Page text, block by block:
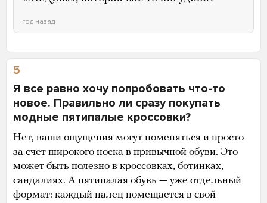
год назад
5
Я все равно хочу попробовать что-то
новое. Правильно ли сразу покупать
модные пятипалые кроссовки?
Нет, ваши ощущения могут поменяться и просто
за счет широкого носка в привычной обуви. Это
может быть полезно в кроссовках, ботинках,
сандалиях. А пятипалая обувь — уже отдельный
формат: каждый палец помещается в свой